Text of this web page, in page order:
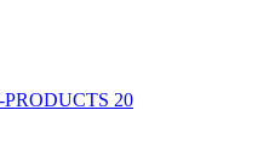
20